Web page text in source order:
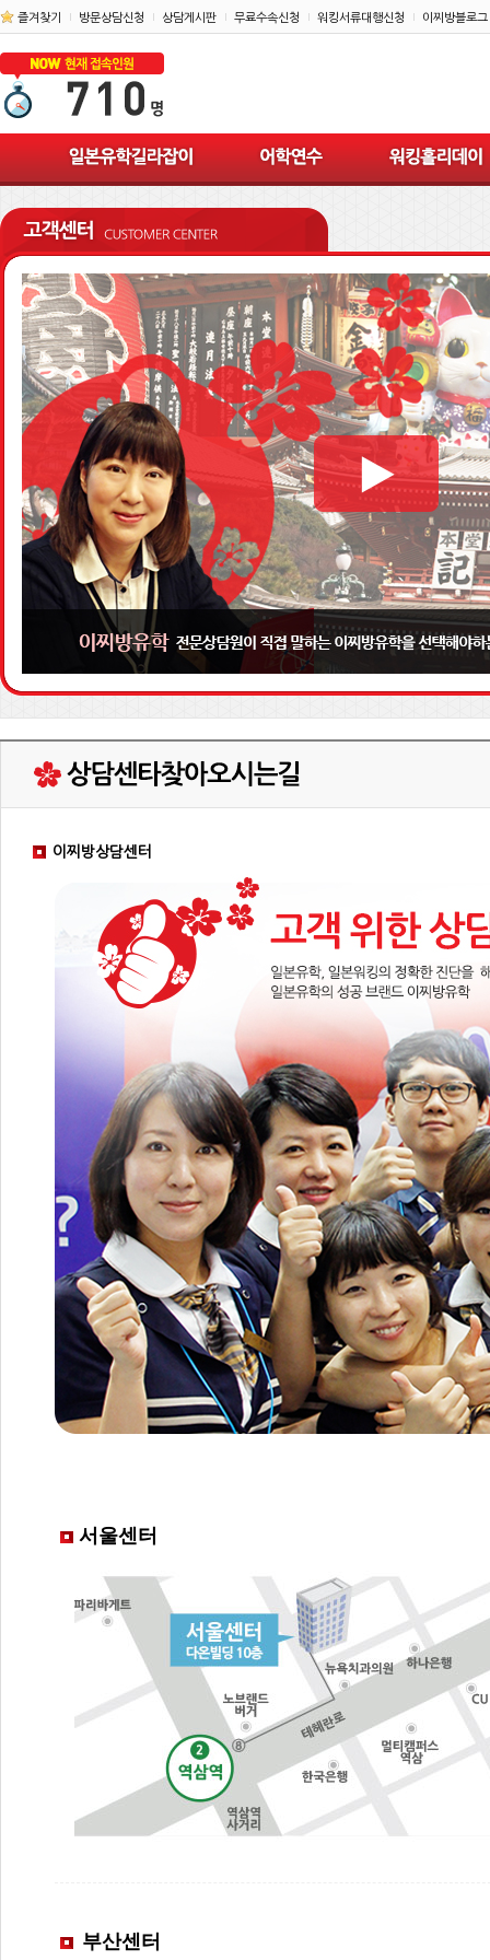
즐겨찾기 방문상담신청 상담게시판 무료수속신청 워킹서류대행신청 이찌방블로그
이찌방상담센터
서울센터
부산센터